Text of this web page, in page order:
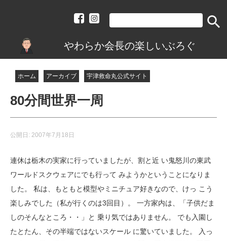
search
やわらか会長の楽しいぶろぐ
ホーム アーカイブ 宇津救命丸公式サイト
80分間世界一周
公開日: 2007年7月18日
連休は栃木の実家に行っていましたが、割と近 い鬼怒川の東武
ワールドスクウェアにでも行って みようかということになりま
した。 私は、もともと模型やミニチュア好きなので、けっ こう
楽しみでした（私が行くのは3回目）。 一方家内は、「子供だま
しのそんなところ・・」と 乗り気ではありません。 でも入園し
たとたん、その半端ではないスケール に驚いていました。 入っ